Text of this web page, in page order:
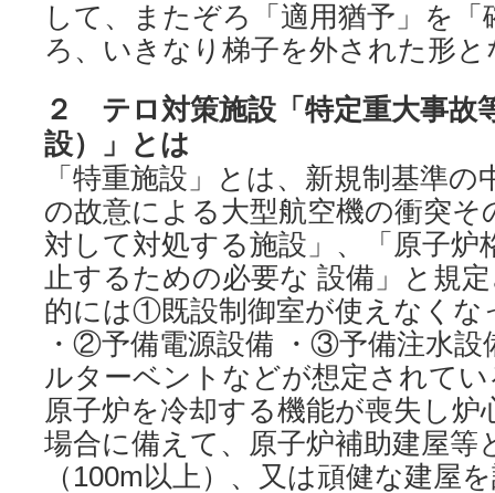
して、またぞろ「適用猶予」を
ろ、いきなり梯子を外された形と
２ テロ対策施設「特定重大事故
設）」とは
「特重施設」とは、新規制基準
の故意による大型航空機の衝突
対して対処する施設」、「原子炉
止するための必要な 設備」と規
的には①既設制御室が使えなくな
・②予備電源設備 ・③予備注水
ルターベントなどが想定されて
原子炉を冷却する機能が喪失し炉
場合に備えて、原子炉補助建屋等
（100m以上）、又は頑健な建屋